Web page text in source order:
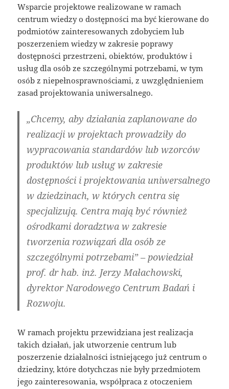
Wsparcie projektowe realizowane w ramach
centrum wiedzy o dostępności ma być kierowane do
podmiotów zainteresowanych zdobyciem lub
poszerzeniem wiedzy w zakresie poprawy
dostępności przestrzeni, obiektów, produktów i
usług dla osób ze szczególnymi potrzebami, w tym
osób z niepełnosprawnościami, z uwzględnieniem
zasad projektowania uniwersalnego.
„Chcemy, aby działania zaplanowane do
realizacji w projektach prowadziły do
wypracowania standardów lub wzorców
produktów lub usług w zakresie
dostępności i projektowania uniwersalnego
w dziedzinach, w których centra się
specjalizują. Centra mają być również
ośrodkami doradztwa w zakresie
tworzenia rozwiązań dla osób ze
szczególnymi potrzebami” – powiedział
prof. dr hab. inż. Jerzy Małachowski,
dyrektor Narodowego Centrum Badań i
Rozwoju.
W ramach projektu przewidziana jest realizacja
takich działań, jak utworzenie centrum lub
poszerzenie działalności istniejącego już centrum o
dziedziny, które dotychczas nie były przedmiotem
jego zainteresowania, współpraca z otoczeniem